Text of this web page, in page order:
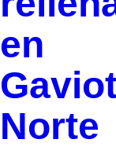
en
Norte